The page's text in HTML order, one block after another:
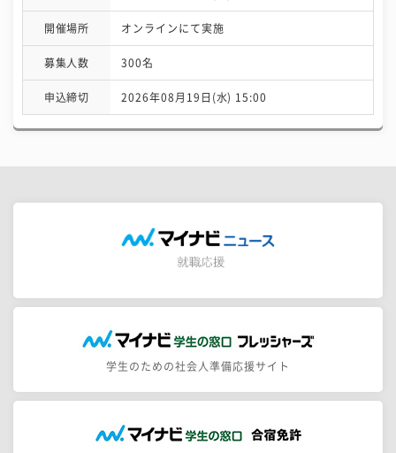
開催場所 オンラインにて実施
募集人数 300名
申込締切 2026年08月19日(水) 15:00
学生のための社会人準備応援サイト